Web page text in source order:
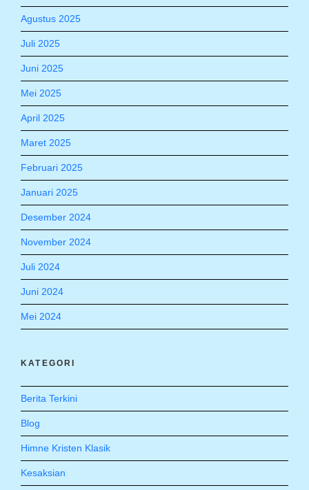
Agustus 2025
Juli 2025
Juni 2025
Mei 2025
April 2025
Maret 2025
Februari 2025
Januari 2025
Desember 2024
November 2024
Juli 2024
Juni 2024
Mei 2024
KATEGORI
Berita Terkini
Blog
Himne Kristen Klasik
Kesaksian